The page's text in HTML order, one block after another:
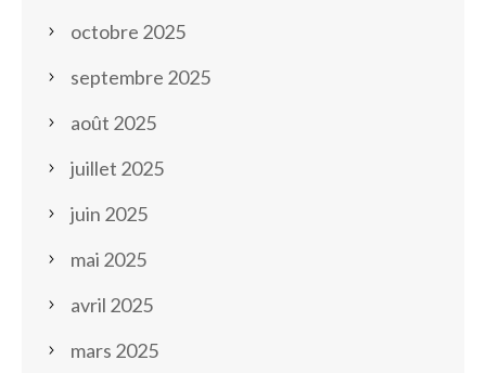
octobre 2025
septembre 2025
août 2025
juillet 2025
juin 2025
mai 2025
avril 2025
mars 2025